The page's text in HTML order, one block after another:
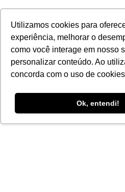
Utilizamos cookies para
experiência, melhorar o
como você interage em nosso
personalizar conteúdo. Ao
concorda com o uso de
Ok, entendi!